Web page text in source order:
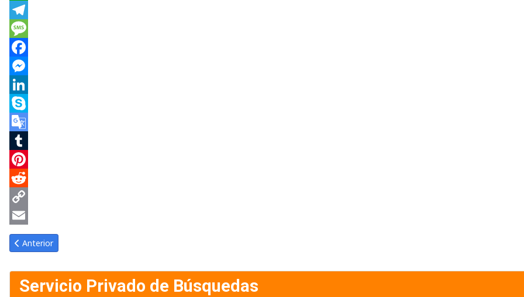
WhatsApp
Telegram
Message
Facebook
Messenger
LinkedIn
Skype
Google
Translate
Tumblr
Pinterest
Reddit
Copy
Link
Email
Artículo anterior: Gaceta Oficial de Venezuela #24032 del jueves 8 enero 1953
Anterior
Servicio Privado de Búsquedas